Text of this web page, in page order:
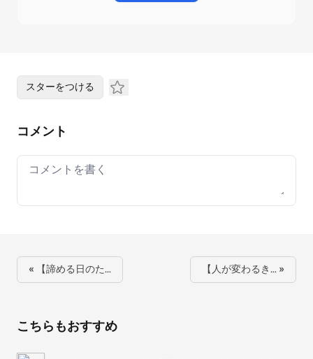
スターをつける
コメント
Your comment
« 【諦める日のた… 【人が変わるき… »
こちらもおすすめ